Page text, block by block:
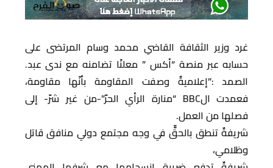
غرد وزير الثقافة القاضي محمد وسام المرتضى على
حسابه عبر منصة “أكس ” معلنًا تضامنه مع ندى عبد.
الصمد :”إعلاميةٌ وصفت المقاومة بأنّها مقاومة،
فعمدت الBBC “منارة الرأي الحرّ”-من غير شرّ- إلى
فصلها من العمل.
‏شريفةٌ تنطق بالحقّّ في وجه مجتمع دولي منافق قاتل
وظلامي،